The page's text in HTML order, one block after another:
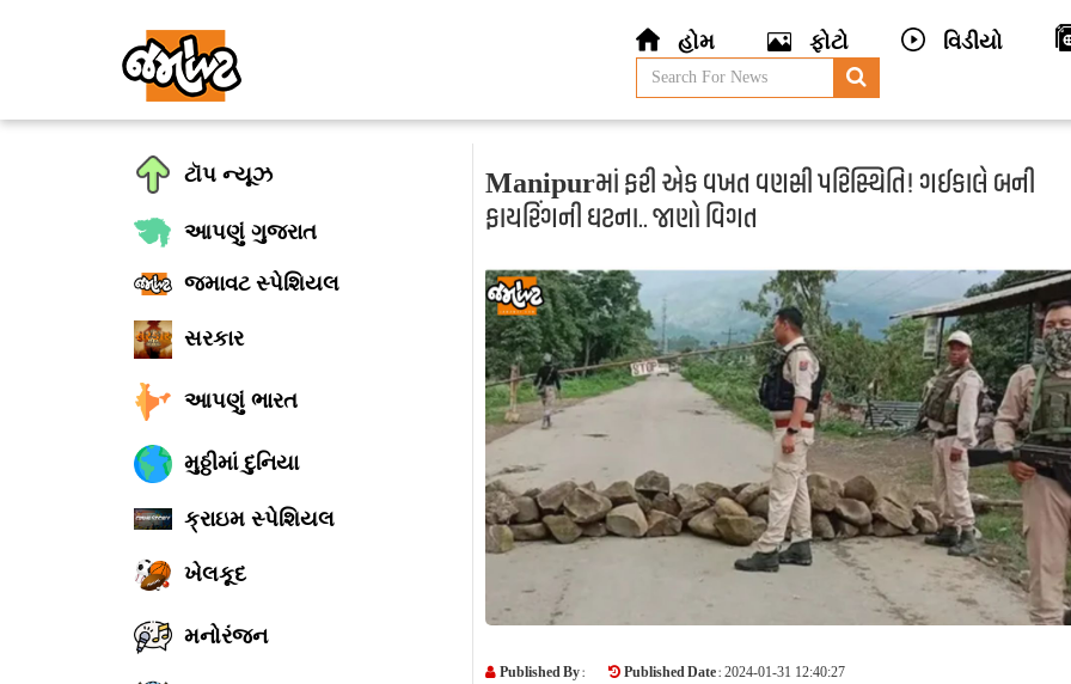
હોમ ફોટો વિડીયો
ટૉપ ન્યૂઝ
આપણું ગુજરાત
જમાવટ સ્પેશિયલ
સરકાર
આપણું ભારત
મુઠ્ઠીમાં દુનિયા
ક્રાઇમ સ્પેશિયલ
ખેલકૂદ
મનોરંજન
Manipurમાં ફરી એક વખત વણસી પરિસ્થિતિ! ગઈકાલે બની
ફાયરિંગની ઘટના.. જાણો વિગત
Published By : Published Date : 2024-01-31 12:40:27